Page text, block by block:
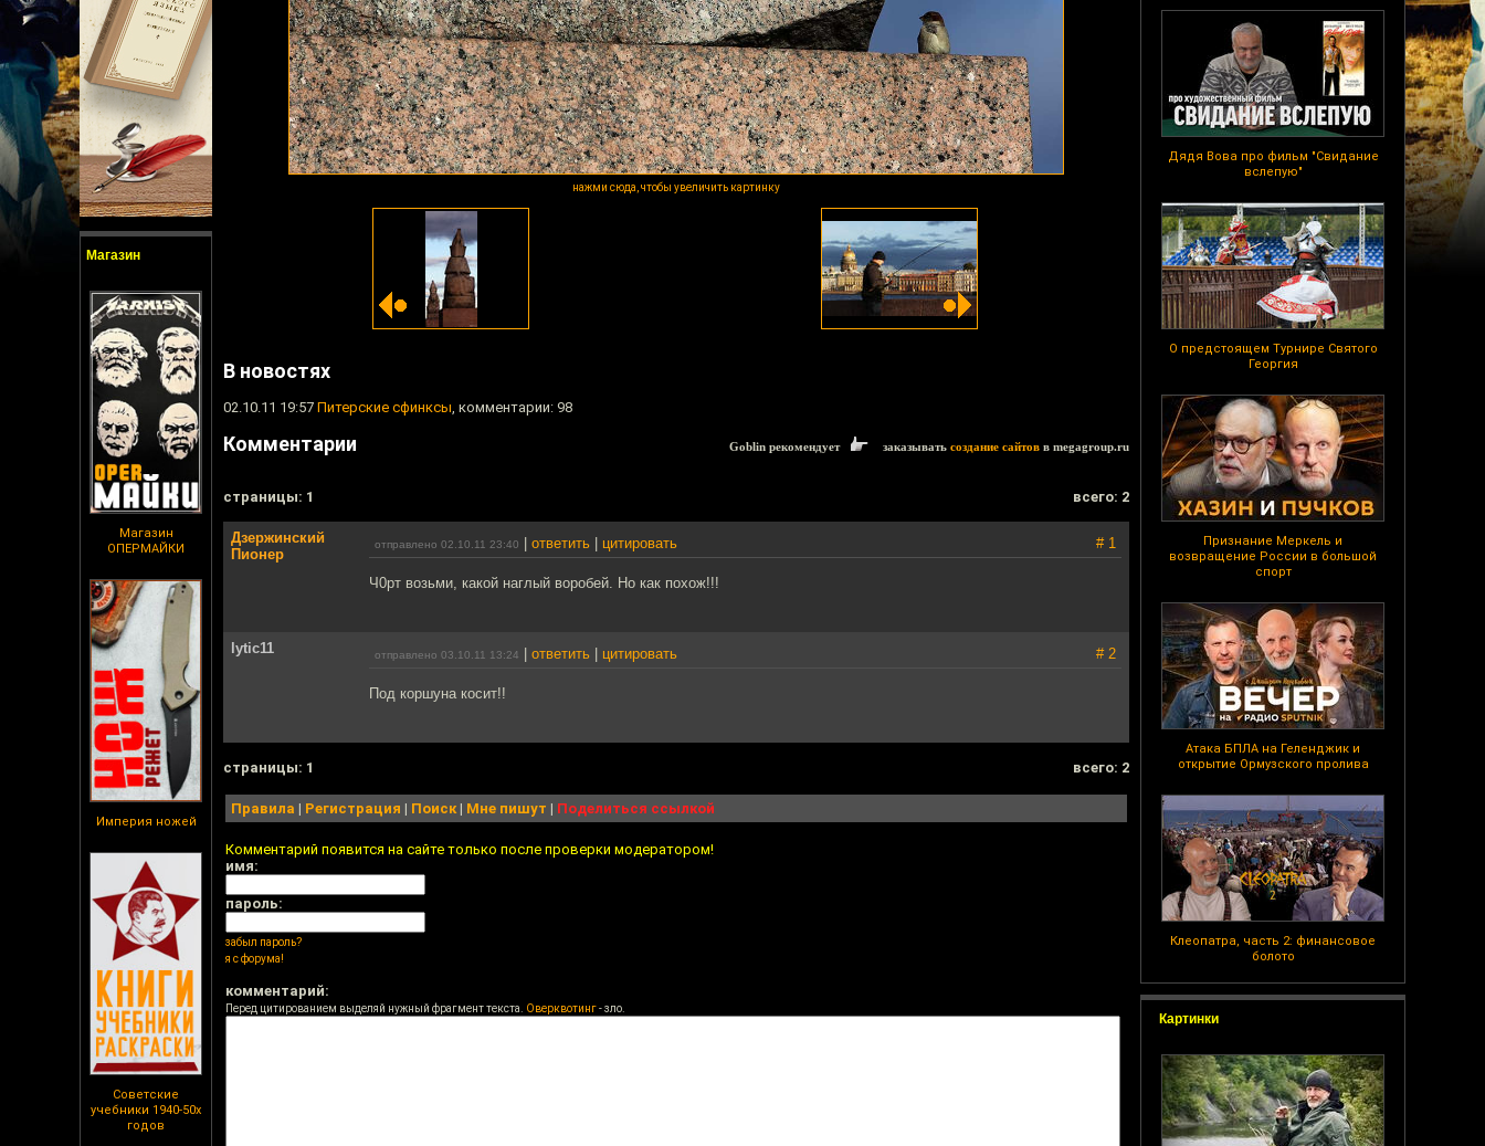
Магазин
Магазин
ОПЕРМАЙКИ
Империя ножей
Советские
учебники 1940-50х
годов
Дядя Вова про фильм "Свидание
вслепую"
О предстоящем Турнире Святого
Георгия
Признание Меркель и
возвращение России в большой
спорт
Атака БПЛА на Геленджик и
открытие Ормузского пролива
Клеопатра, часть 2: финансовое
болото
Картинки
нажми сюда, чтобы увеличить картинку
В новостях
02.10.11 19:57 Питерские сфинксы, комментарии: 98
Комментарии Goblin рекомендует заказывать создание сайтов в megagroup.ru
cтраницы: 1 всего: 2
Дзержинский
Пионер
отправлено 02.10.11 23:40 ответить цитировать # 1
Ч0рт возьми, какой наглый воробей. Но как похож!!!
lytic11 отправлено 03.10.11 13:24 ответить цитировать # 2
Под коршуна косит!!
cтраницы: 1 всего: 2
Правила | Регистрация | Поиск| Мне пишут | Поделиться ссылкой
Комментарий появится на сайте только после проверки модератором!
имя:
пароль:
забыл пароль?
я с форума!
комментарий:
Перед цитированием выделяй нужный фрагмент текста. Оверквотинг- зло.